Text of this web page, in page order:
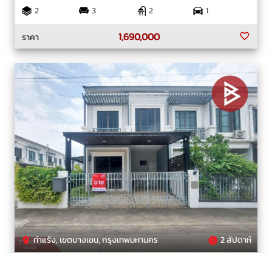
2
3 2
1
ราคา
1,690,000
ท่าแร้ง, เขตบางเขน, กรุงเทพมหานคร 2 สัปดาห์